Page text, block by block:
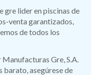
gre lider en piscinas de
venta garantizados,
de todos los
Gre, S.A.
barato, asegúrese de